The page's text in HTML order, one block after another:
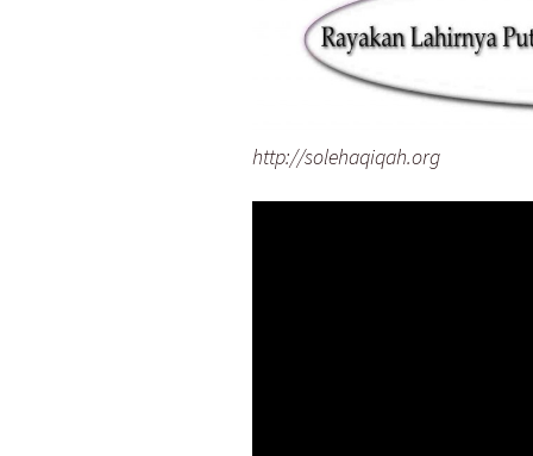
http://solehaqiqah.org